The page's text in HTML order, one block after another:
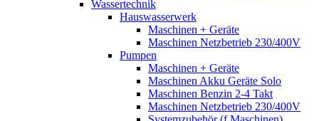
Wassertechnik
Hauswasserwerk
Maschinen + Geräte
Maschinen Netzbetrieb 230/400V
Pumpen
Maschinen + Geräte
Maschinen Akku Geräte Solo
Maschinen Benzin 2-4 Takt
Maschinen Netzbetrieb 230/400V